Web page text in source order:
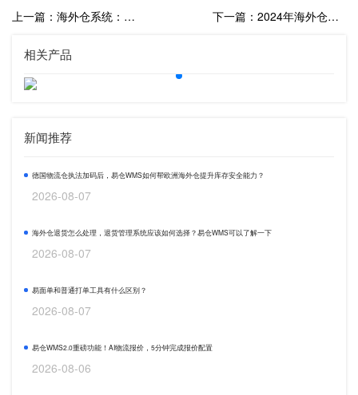
上一篇：海外仓系统：海外仓数字化升级的不二之选 下一篇：2024年海外仓行业何去何从？海外仓行业趋势分析
相关产品
新闻推荐
德国物流仓执法加码后，易仓WMS如何帮欧洲海外仓提升库存安全能力？
2026-08-07
海外仓退货怎么处理，退货管理系统应该如何选择？易仓WMS可以了解一下
2026-08-07
易面单和普通打单工具有什么区别？
2026-08-07
易仓WMS2.0重磅功能！AI物流报价，5分钟完成报价配置
2026-08-06